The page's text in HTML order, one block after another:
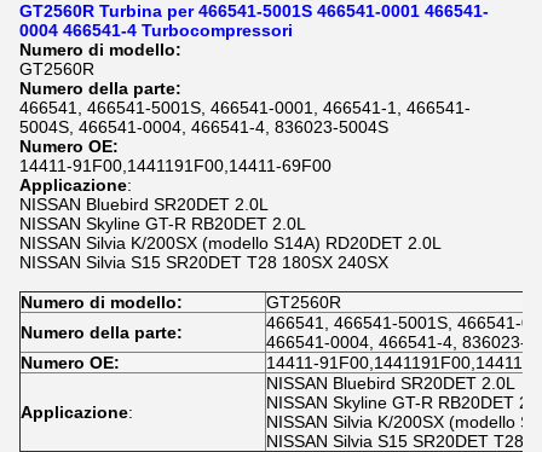
GT2560R Turbina per 466541-5001S 466541-0001 466541-
0004 466541-4 Turbocompressori
Numero di modello:
GT2560R
Numero della parte:
466541, 466541-5001S, 466541-0001, 466541-1, 466541-
5004S, 466541-0004, 466541-4, 836023-5004S
Numero OE:
14411-91F00,1441191F00,14411-69F00
Applicazione:
NISSAN Bluebird SR20DET 2.0L
NISSAN Skyline GT-R RB20DET 2.0L
NISSAN Silvia K/200SX (modello S14A) RD20DET 2.0L
NISSAN Silvia S15 SR20DET T28 180SX 240SX
Numero di modello:
GT2560R
Numero della parte:
466541, 466541-5001S, 466541-
466541-0004, 466541-4, 836023-
Numero OE:
14411-91F00,1441191F00,14411-
Applicazione:
NISSAN Bluebird SR20DET 2.0L
NISSAN Skyline GT-R RB20DET
NISSAN Silvia K/200SX (modello
NISSAN Silvia S15 SR20DET T28